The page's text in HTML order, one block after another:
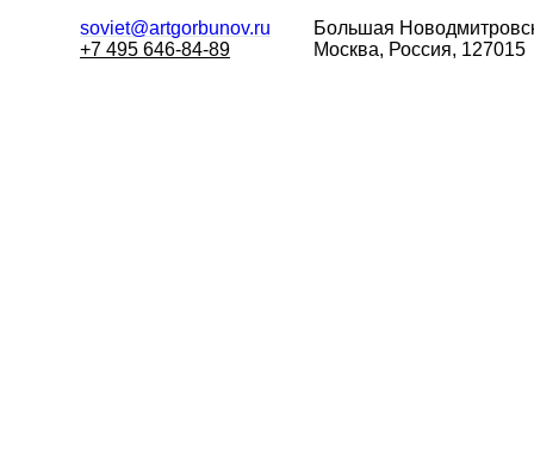
soviet@artgorbunov.ru
+7 495 646-84-89
Большая
Москва, Россия, 127015